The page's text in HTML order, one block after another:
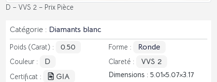
D – VVS 2 – Prix Pièce
Catégorie : Diamants blanc
Poids (Carat) : 0.50 Forme : Ronde
Couleur : D Clareté : VVS 2
Certificat : GIA Dimensions : 5.01 5.07 3.17